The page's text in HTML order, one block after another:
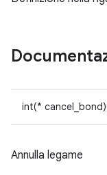
int(*
Annulla legame